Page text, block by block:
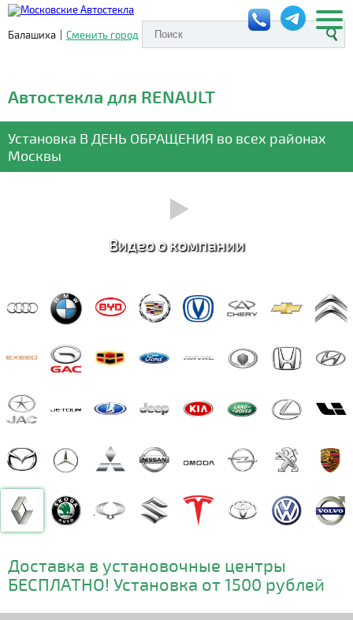
Балашиха | Сменить город
Автостекла для RENAULT
Установка В ДЕНЬ ОБРАЩЕНИЯ во всех районах
Москвы
Видео о компании
Доставка в установочные центры
БЕСПЛАТНО! Установка от 1500 рублей